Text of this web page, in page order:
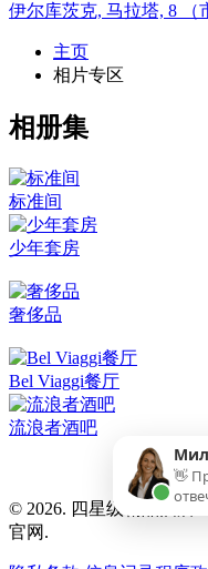
伊尔库茨克, 马拉塔, 8 （
主页
相片专区
相册集
标准间
少年套房
奢侈品
Bel Viaggi餐厅
流浪者酒吧
© 2026. 四星级精品酒店 «
官网.
👋